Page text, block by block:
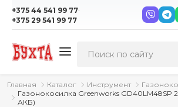
+375 44 541 99 77·
+375 29 541 99 77
Главная Каталог Инструмент
Газонокосилка Greenworks GD40LM48SP
АКБ)